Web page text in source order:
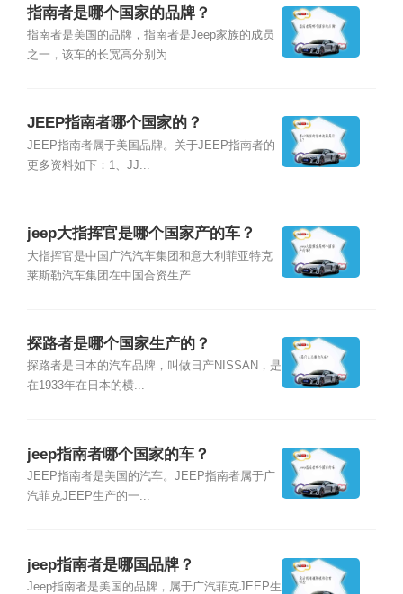
指南者是哪个国家的品牌？
指南者是美国的品牌，指南者是Jeep家族的成员
之一，该车的长宽高分别为...
JEEP指南者哪个国家的？
JEEP指南者属于美国品牌。关于JEEP指南者的
更多资料如下：1、JJ...
jeep大指挥官是哪个国家产的车？
大指挥官是中国广汽汽车集团和意大利菲亚特克
莱斯勒汽车集团在中国合资生产...
探路者是哪个国家生产的？
探路者是日本的汽车品牌，叫做日产NISSAN，是
在1933年在日本的横...
jeep指南者哪个国家的车？
JEEP指南者是美国的汽车。JEEP指南者属于广
汽菲克JEEP生产的一...
jeep指南者是哪国品牌？
Jeep指南者是美国的品牌，属于广汽菲克JEEP生